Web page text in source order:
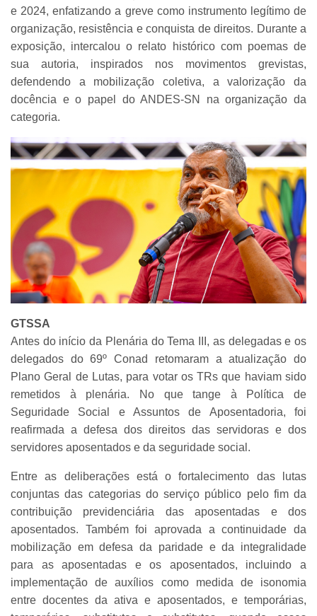
e 2024, enfatizando a greve como instrumento legítimo de
organização, resistência e conquista de direitos. Durante a
exposição, intercalou o relato histórico com poemas de
sua autoria, inspirados nos movimentos grevistas,
defendendo a mobilização coletiva, a valorização da
docência e o papel do ANDES-SN na organização da
categoria.
GTSSA
Antes do início da Plenária do Tema III, as delegadas e os
delegados do 69º Conad retomaram a atualização do
Plano Geral de Lutas, para votar os TRs que haviam sido
remetidos à plenária. No que tange à Política de
Seguridade Social e Assuntos de Aposentadoria, foi
reafirmada a defesa dos direitos das servidoras e dos
servidores aposentados e da seguridade social.
Entre as deliberações está o fortalecimento das lutas
conjuntas das categorias do serviço público pelo fim da
contribuição previdenciária das aposentadas e dos
aposentados. Também foi aprovada a continuidade da
mobilização em defesa da paridade e da integralidade
para as aposentadas e os aposentados, incluindo a
implementação de auxílios como medida de isonomia
entre docentes da ativa e aposentados, e temporárias,